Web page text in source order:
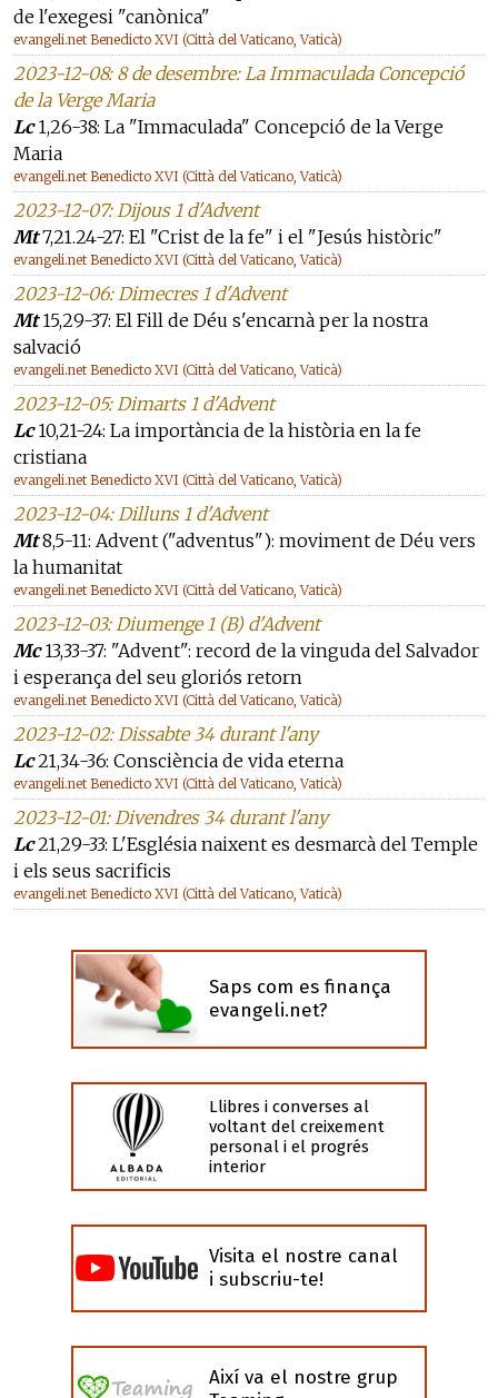
de l'exegesi "canònica"
evangeli.net Benedicto XVI (Città del Vaticano, Vaticà)
2023-12-08: 8 de desembre: La Immaculada Concepció
de la Verge Maria
Lc1,26-38: La "Immaculada" Concepció de la Verge
Maria
evangeli.net Benedicto XVI (Città del Vaticano, Vaticà)
2023-12-07: Dijous 1 d'Advent
Mt7,21.24-27: El "Crist de la fe" i el "Jesús històric"
evangeli.net Benedicto XVI (Città del Vaticano, Vaticà)
2023-12-06: Dimecres 1 d'Advent
Mt15,29-37: El Fill de Déu s'encarnà per la nostra
salvació
evangeli.net Benedicto XVI (Città del Vaticano, Vaticà)
2023-12-05: Dimarts 1 d'Advent
Lc10,21-24: La importància de la història en la fe
cristiana
evangeli.net Benedicto XVI (Città del Vaticano, Vaticà)
2023-12-04: Dilluns 1 d'Advent
Mt8,5-11: Advent ("adventus"): moviment de Déu vers
la humanitat
evangeli.net Benedicto XVI (Città del Vaticano, Vaticà)
2023-12-03: Diumenge 1 (B) d'Advent
Mc13,33-37: "Advent": record de la vinguda del Salvador
i esperança del seu gloriós retorn
evangeli.net Benedicto XVI (Città del Vaticano, Vaticà)
2023-12-02: Dissabte 34 durant l'any
Lc21,34-36: Consciència de vida eterna
evangeli.net Benedicto XVI (Città del Vaticano, Vaticà)
2023-12-01: Divendres 34 durant l'any
Lc21,29-33: L'Església naixent es desmarcà del Temple
i els seus sacrificis
evangeli.net Benedicto XVI (Città del Vaticano, Vaticà)
Saps com es finança
evangeli.net?
Llibres i converses al
voltant del creixement
personal i el progrés
interior
Visita el nostre canal
i subscriu-te!
Així va el nostre grup